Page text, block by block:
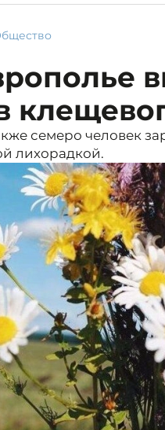
семеро человек
лихорадкой.